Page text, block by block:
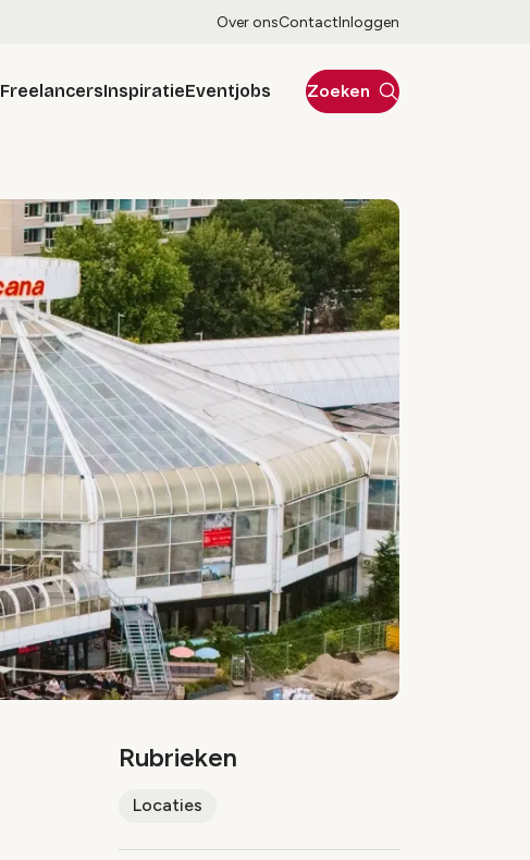
Over onsContactInloggen
FreelancersInspiratieEventjobs Zoeken
Rubrieken
Locaties